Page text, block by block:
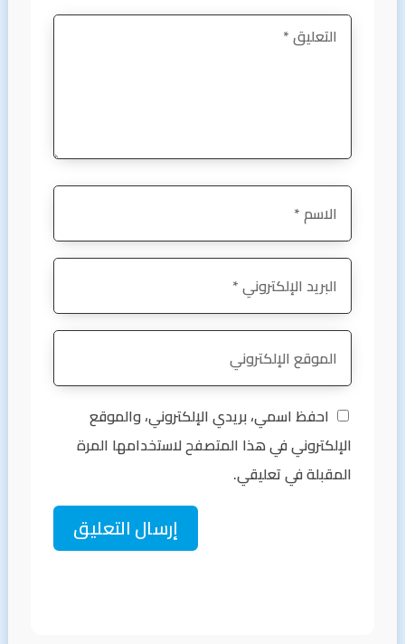
احفظ اسمي، بريدي الإلكتروني، والموقع
الإلكتروني في هذا المتصفح لاستخدامها المرة
المقبلة في تعليقي.
إرسال التعليق